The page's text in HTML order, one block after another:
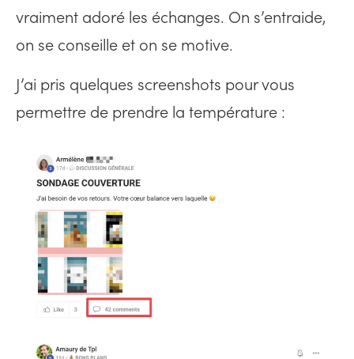
vraiment adoré les échanges. On s’entraide,
on se conseille et on se motive.
J’ai pris quelques screenshots pour vous
permettre de prendre la température :